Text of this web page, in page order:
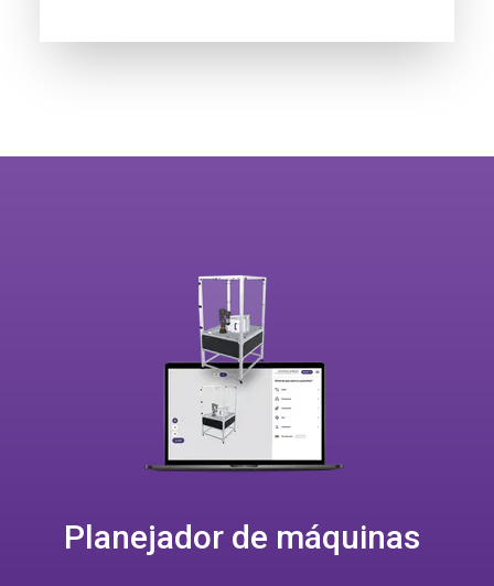
Planejador de máquinas